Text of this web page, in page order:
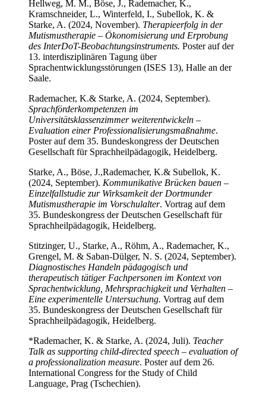
Hellweg, M. M., Böse, J., Rademacher, K.,
Kramschneider, L., Winterfeld, I., Subellok, K. &
Starke, A. (2024, November). Therapieerfolg in der
Mutismustherapie – Ökonomisierung und Erprobung
des InterDoT-Beobachtungsinstruments. Poster auf der
13. interdisziplinären Tagung über
Sprachentwicklungsstörungen (ISES 13), Halle an der
Saale.
Rademacher, K.& Starke, A. (2024, September).
Sprachförderkompetenzen im
Universitätsklassenzimmer weiterentwickeln –
Evaluation einer Professionalisierungsmaßnahme.
Poster auf dem 35. Bundeskongress der Deutschen
Gesellschaft für Sprachheilpädagogik, Heidelberg.
Starke, A., Böse, J.,Rademacher, K.& Subellok, K.
(2024, September). Kommunikative Brücken bauen –
Einzelfallstudie zur Wirksamkeit der Dortmunder
Mutismustherapie im Vorschulalter. Vortrag auf dem
35. Bundeskongress der Deutschen Gesellschaft für
Sprachheilpädagogik, Heidelberg.
Stitzinger, U., Starke, A., Röhm, A., Rademacher, K.,
Grengel, M. & Saban-Dülger, N. S. (2024, September).
Diagnostisches Handeln pädagogisch und
therapeutisch tätiger Fachpersonen im Kontext von
Sprachentwicklung, Mehrsprachigkeit und Verhalten –
Eine experimentelle Untersuchung. Vortrag auf dem
35. Bundeskongress der Deutschen Gesellschaft für
Sprachheilpädagogik, Heidelberg.
*Rademacher, K. & Starke, A. (2024, Juli). Teacher
Talk as supporting child-directed speech – evaluation of
a professionalization measure. Poster auf dem 26.
International Congress for the Study of Child
Language, Prag (Tschechien).